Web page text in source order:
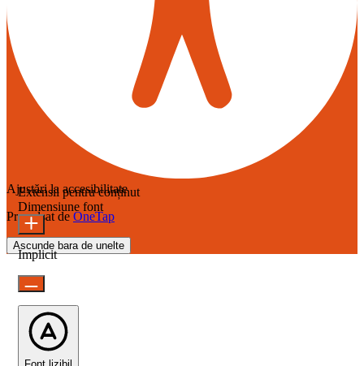
Ajustări la accesibilitate
Propulsat de OneTap
Ascunde bara de unelte
Extensii pentru conținut
Dimensiune font
Implicit